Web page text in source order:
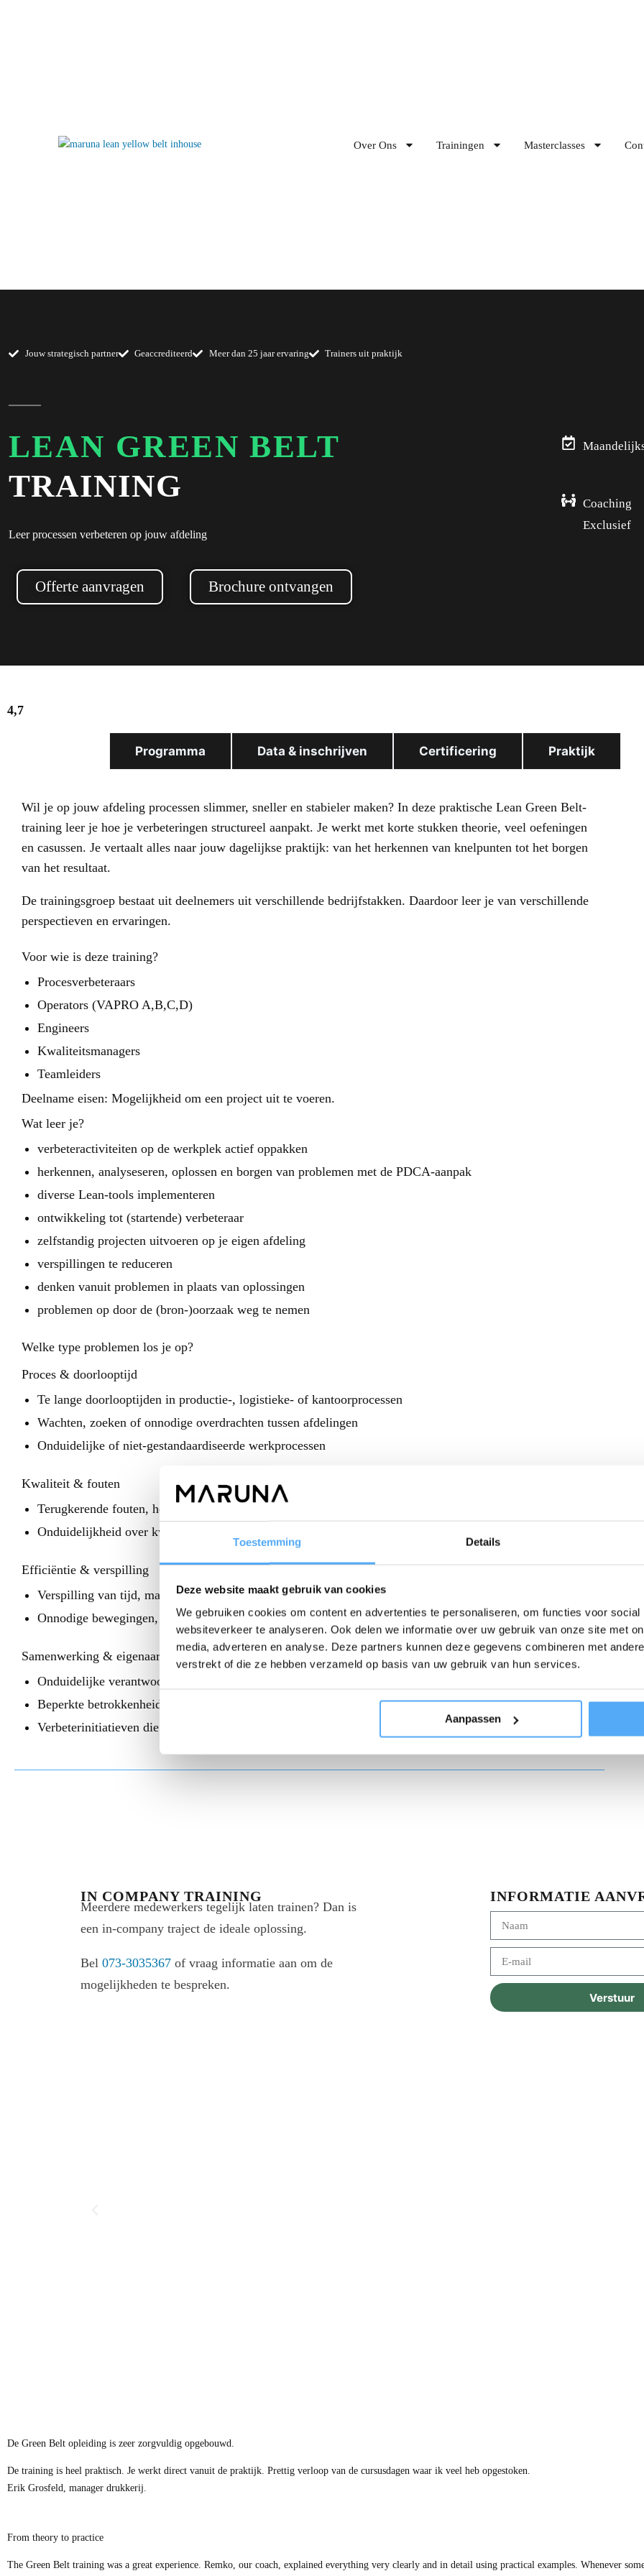
Toestemming Details
Deze website maakt gebruik van cookies
We gebruiken cookies om content en advertenties te personaliseren, om functies voor
websiteverkeer te analyseren. Ook delen we informatie over uw gebruik van onze site met
media, adverteren en analyse. Deze partners kunnen deze gegevens combineren met
verstrekt of die ze hebben verzameld op basis van uw gebruik van hun services.
Aanpassen
Over Ons Trainingen Masterclasses
Jouw strategisch partner Geaccrediteerd Meer dan 25 jaar ervaring Trainers uit praktijk
LEAN GREEN BELT
TRAINING
Leer processen verbeteren op jouw afdeling
Offerte aanvragen Brochure ontvangen
Coaching
Exclusief
4,7
Programma Data & inschrijven Certificering Praktijk
Wil je op jouw afdeling processen slimmer, sneller en stabieler maken? In deze praktische Lean Green Belt-
training leer je hoe je verbeteringen structureel aanpakt. Je werkt met korte stukken theorie, veel oefeningen
en casussen. Je vertaalt alles naar jouw dagelijkse praktijk: van het herkennen van knelpunten tot het borgen
van het resultaat.
De trainingsgroep bestaat uit deelnemers uit verschillende bedrijfstakken. Daardoor leer je van verschillende
perspectieven en ervaringen.
Voor wie is deze training?
Procesverbeteraars
Operators (VAPRO A,B,C,D)
Engineers
Kwaliteitsmanagers
Teamleiders
Deelname eisen: Mogelijkheid om een project uit te voeren.
Wat leer je?
verbeteractiviteiten op de werkplek actief oppakken
herkennen, analyseseren, oplossen en borgen van problemen met de PDCA-aanpak
diverse Lean-tools implementeren
ontwikkeling tot (startende) verbeteraar
zelfstandig projecten uitvoeren op je eigen afdeling
verspillingen te reduceren
denken vanuit problemen in plaats van oplossingen
problemen op door de (bron-)oorzaak weg te nemen
Welke type problemen los je op?
Proces & doorlooptijd
Te lange doorlooptijden in productie-, logistieke- of kantoorprocessen
Wachten, zoeken of onnodige overdrachten tussen afdelingen
Onduidelijke of niet-gestandaardiseerde werkprocessen
Kwaliteit & fouten
Terugkerende fouten, herstelwerk of klachten
Onduidelijkheid over kwaliteitseisen of klantverwachtingen
Efficiëntie & verspilling
Verspilling van tijd, materiaal of capaciteit
Onnodige bewegingen, transport of dubbele werkzaamheden
Samenwerking & eigenaarschap
Onduidelijke verantwoordelijkheden in processen
Beperkte betrokkenheid van medewerkers bij verbeteren
Verbeterinitiatieven die niet worden vastgehouden of geborgd
IN COMPANY TRAINING
Meerdere medewerkers tegelijk laten trainen? Dan is
een in-company traject de ideale oplossing.
Bel 073-3035367 of vraag informatie aan om de
mogelijkheden te bespreken.
INFORMATIE
Verstuur
De Green Belt opleiding is zeer zorgvuldig opgebouwd.
De training is heel praktisch. Je werkt direct vanuit de praktijk. Prettig verloop van de cursusdagen waar ik veel heb opgestoken.
Erik Grosfeld, manager drukkerij.
From theory to practice
The Green Belt training was a great experience. Remko, our coach, explained everything very clearly and in detail using practical examples. Whenever